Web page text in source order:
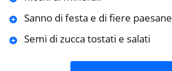
Sanno di festa e di fiere paesane
Semi di zucca tostati e salati